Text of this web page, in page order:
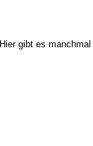
Hier gibt es